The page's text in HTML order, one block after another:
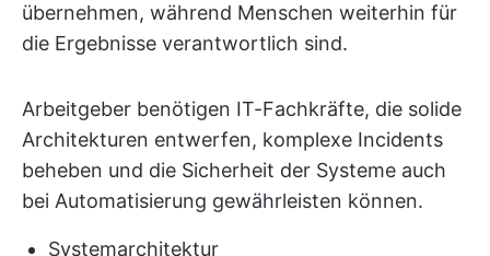
übernehmen, während Menschen weiterhin für
die Ergebnisse verantwortlich sind.
Arbeitgeber benötigen IT-Fachkräfte, die solide
Architekturen entwerfen, komplexe Incidents
beheben und die Sicherheit der Systeme auch
bei Automatisierung gewährleisten können.
Systemarchitektur